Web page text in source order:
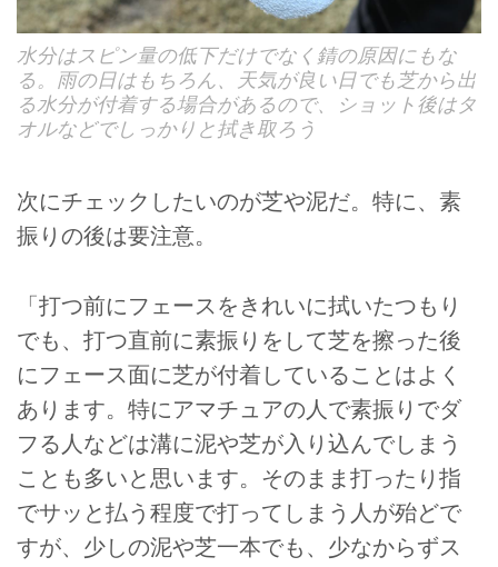
水分はスピン量の低下だけでなく錆の原因にもな
る。雨の日はもちろん、天気が良い日でも芝から出
る水分が付着する場合があるので、ショット後はタ
オルなどでしっかりと拭き取ろう
次にチェックしたいのが芝や泥だ。特に、素
振りの後は要注意。
「打つ前にフェースをきれいに拭いたつもり
でも、打つ直前に素振りをして芝を擦った後
にフェース面に芝が付着していることはよく
あります。特にアマチュアの人で素振りでダ
フる人などは溝に泥や芝が入り込んでしまう
ことも多いと思います。そのまま打ったり指
でサッと払う程度で打ってしまう人が殆どで
すが、少しの泥や芝一本でも、少なからずス